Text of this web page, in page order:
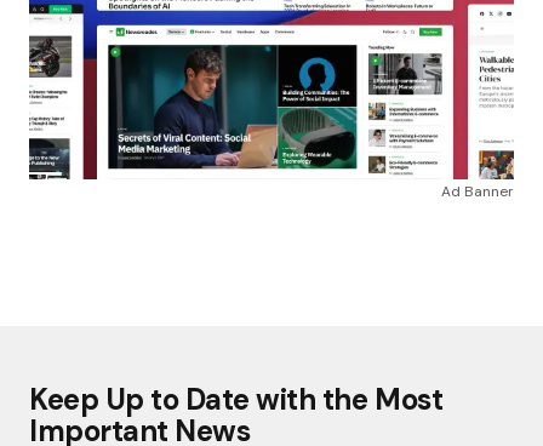
Ad Banner
Keep Up to Date with the Most
Important News